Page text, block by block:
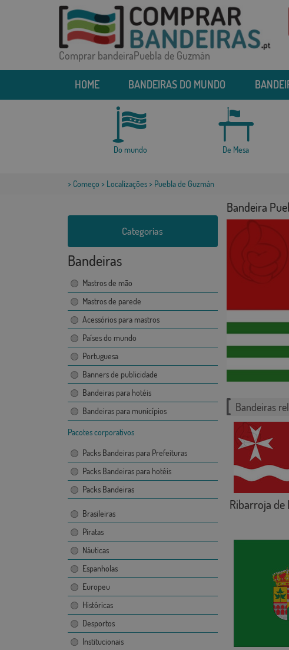
Comprar bandeiraPuebla de Guzmán
HOME BANDEIRAS DO MUNDO
Do mundo De Mesa
> Começo > Localizações> Puebla de Guzmán
Categorias
Bandeiras
Mastros de mão
Mastros de parede
Acessórios para mastros
Países do mundo
Portuguesa
Banners de publicidade
Bandeiras para hotéis
Bandeiras para municípios
Pacotes corporativos
Packs Bandeiras para Prefeituras
Packs Bandeiras para hotéis
Packs Bandeiras
Brasileiras
Piratas
Náuticas
Espanholas
Europeu
Históricas
Desportos
Institucionais
Bandeira
Bandeiras
Ribarroja de